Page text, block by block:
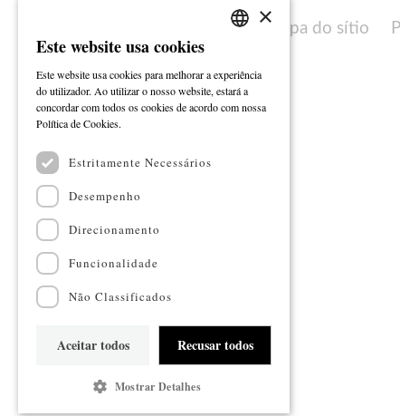
Mapa do sítio
ENGLISH
×
Este website usa cookies
Este website usa cookies para melhorar a experiência
do utilizador. Ao utilizar o nosso website, estará a
concordar com todos os cookies de acordo com nossa
Política de Cookies.
Estritamente Necessários
Desempenho
Direcionamento
Funcionalidade
Não Classificados
Aceitar todos Recusar todos
Mostrar Detalhes